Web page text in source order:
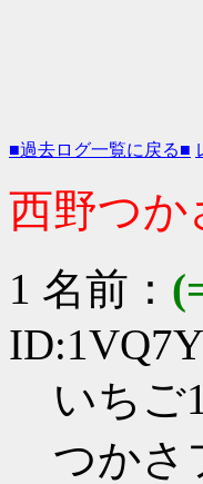
■過去ログ一覧に戻る■
西野つか
1 名前：
いちご
つかさ